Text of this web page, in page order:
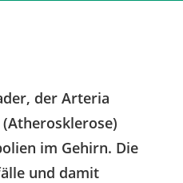
der Arteria
im Gehirn. Die
und damit